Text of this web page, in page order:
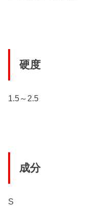
硬度
1.5～2.5
成分
S